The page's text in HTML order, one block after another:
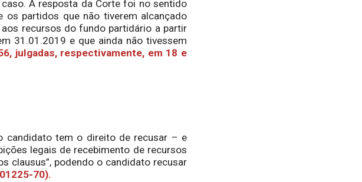
A resposta da Corte foi no sentido
partidos que não tiverem alcançado
recursos do fundo partidário a partir
31.01.2019 e que ainda não tivessem
julgadas, respectivamente, em 18 e
candidato tem o direito de recusar – e
legais de recebimento de recursos
clausus”, podendo o candidato recusar
70).